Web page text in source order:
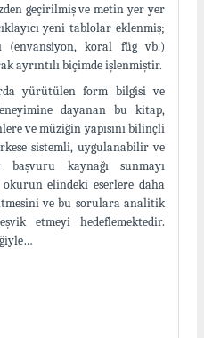
geçirilmiş ve metin yer yer
yeni tablolar eklenmiş;
(envansiyon, koral füg vb.)
ayrıntılı biçimde işlenmiştir.
yürütülen form bilgisi ve
dayanan bu kitap,
ve müziğin yapısını bilinçli
sistemli, uygulanabilir ve
kaynağı sunmayı
okurun elindeki eserlere daha
ve bu sorulara analitik
etmeyi hedeflemektedir.